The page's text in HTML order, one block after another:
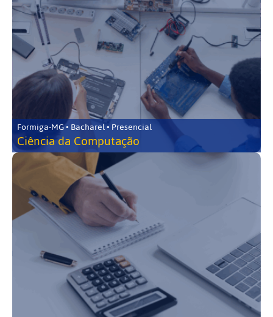
Formiga-MG • Bacharel • Presencial
Ciência da Computação